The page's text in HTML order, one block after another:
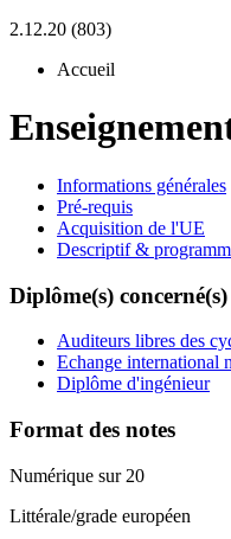
2.12.20 (803)
Accueil
Informations générales
Pré-requis
Acquisition de l'UE
Descriptif &
Diplôme(s) concerné(s)
Auditeurs libres des
Echange international
Diplôme d'ingénieur
Format des notes
Numérique sur 20
Littérale/grade européen